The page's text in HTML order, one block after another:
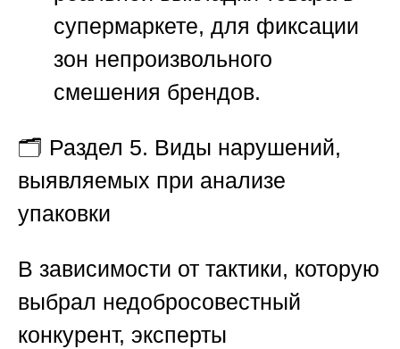
супермаркете, для фиксации
зон непроизвольного
смешения брендов.
🗂️ Раздел 5. Виды нарушений,
выявляемых при анализе
упаковки
В зависимости от тактики, которую
выбрал недобросовестный
конкурент, эксперты